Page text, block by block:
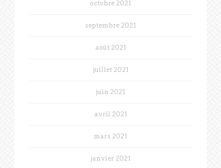
octobre 2021
septembre 2021
août 2021
juillet 2021
juin 2021
avril 2021
mars 2021
janvier 2021